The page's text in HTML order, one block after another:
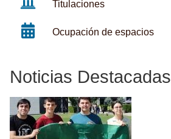
Titulaciones
Ocupación de espacios
Noticias Destacadas